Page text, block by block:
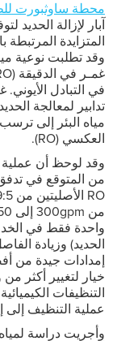
محطة ساوثبورت
آبار لإزالة الحديد
المتزايدة المرتبطة
في التبادل
تدابير لمعالجة
مياه البئر إلى
العكسي (RO).
من المتوقع في تدفق
واحدة فقط في
الحديد) وزيادة
إمدادات جيدة من
خيار لتغيير أكثر
عملية التنظيف